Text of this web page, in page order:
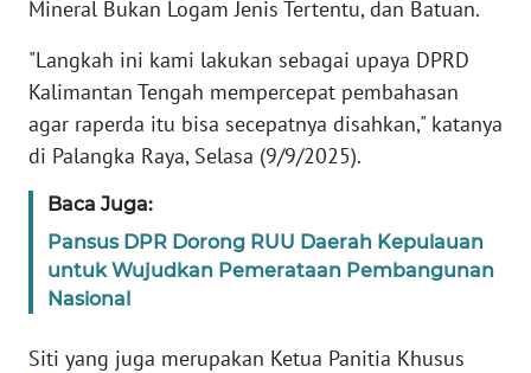
Mineral Bukan Logam Jenis Tertentu, dan Batuan.
"Langkah ini kami lakukan sebagai upaya DPRD
Kalimantan Tengah mempercepat pembahasan
agar raperda itu bisa secepatnya disahkan," katanya
di Palangka Raya, Selasa (9/9/2025).
Baca Juga:
Pansus DPR Dorong RUU Daerah Kepulauan
untuk Wujudkan Pemerataan Pembangunan
Nasional
Siti yang juga merupakan Ketua Panitia Khusus
Wahana
News
Regional
WN
WN